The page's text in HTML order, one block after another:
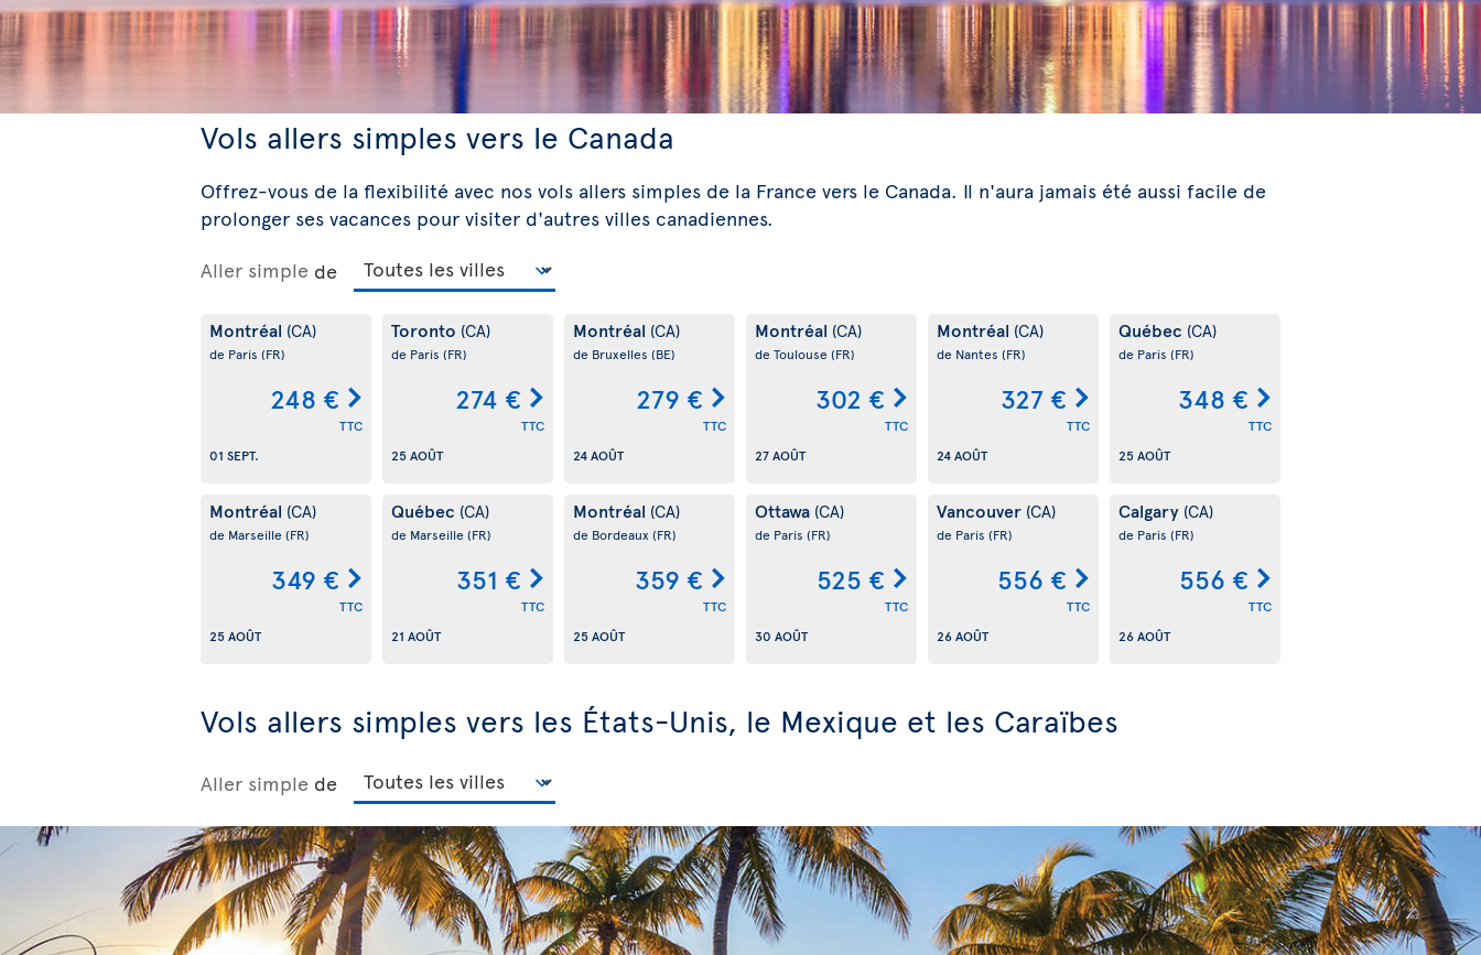
Vols allers simples vers le Canada
Offrez-vous de la flexibilité avec nos vols allers simples de la France vers le Canada. Il n'aura jamais été aussi facile de
prolonger ses vacances pour visiter d'autres villes canadiennes.
Aller simple de
Montréal (CA)
de Paris (FR)
248 €
TTC
01 SEPT.
Toronto (CA)
de Paris (FR)
274 €
TTC
25 AOÛT
Montréal (CA)
de Bruxelles (BE)
279 €
TTC
24 AOÛT
Montréal (CA)
de Toulouse (FR)
302 €
TTC
27 AOÛT
Montréal (CA)
de Nantes (FR)
327 €
TTC
24 AOÛT
Québec (CA)
de Paris (FR)
348 €
TTC
25 AOÛT
Montréal (CA)
de Marseille (FR)
349 €
TTC
25 AOÛT
Québec (CA)
de Marseille (FR)
351 €
TTC
21 AOÛT
Montréal (CA)
de Bordeaux (FR)
359 €
TTC
25 AOÛT
Ottawa (CA)
de Paris (FR)
525 €
TTC
30 AOÛT
Vancouver (CA)
de Paris (FR)
556 €
TTC
26 AOÛT
Calgary (CA)
de Paris (FR)
556 €
TTC
26 AOÛT
Vols allers simples vers les États-Unis, le Mexique et les Caraïbes
Aller simple de